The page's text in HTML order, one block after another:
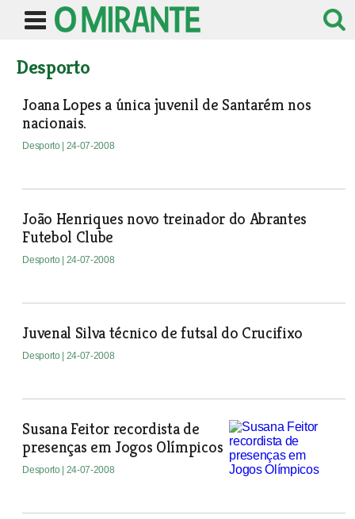
Desporto
Joana Lopes a única juvenil de Santarém nos
nacionais.
Desporto | 24-07-2008
João Henriques novo treinador do Abrantes
Futebol Clube
Desporto | 24-07-2008
Juvenal Silva técnico de futsal do Crucifixo
Desporto | 24-07-2008
Susana Feitor recordista de
presenças em Jogos Olímpicos
Desporto | 24-07-2008